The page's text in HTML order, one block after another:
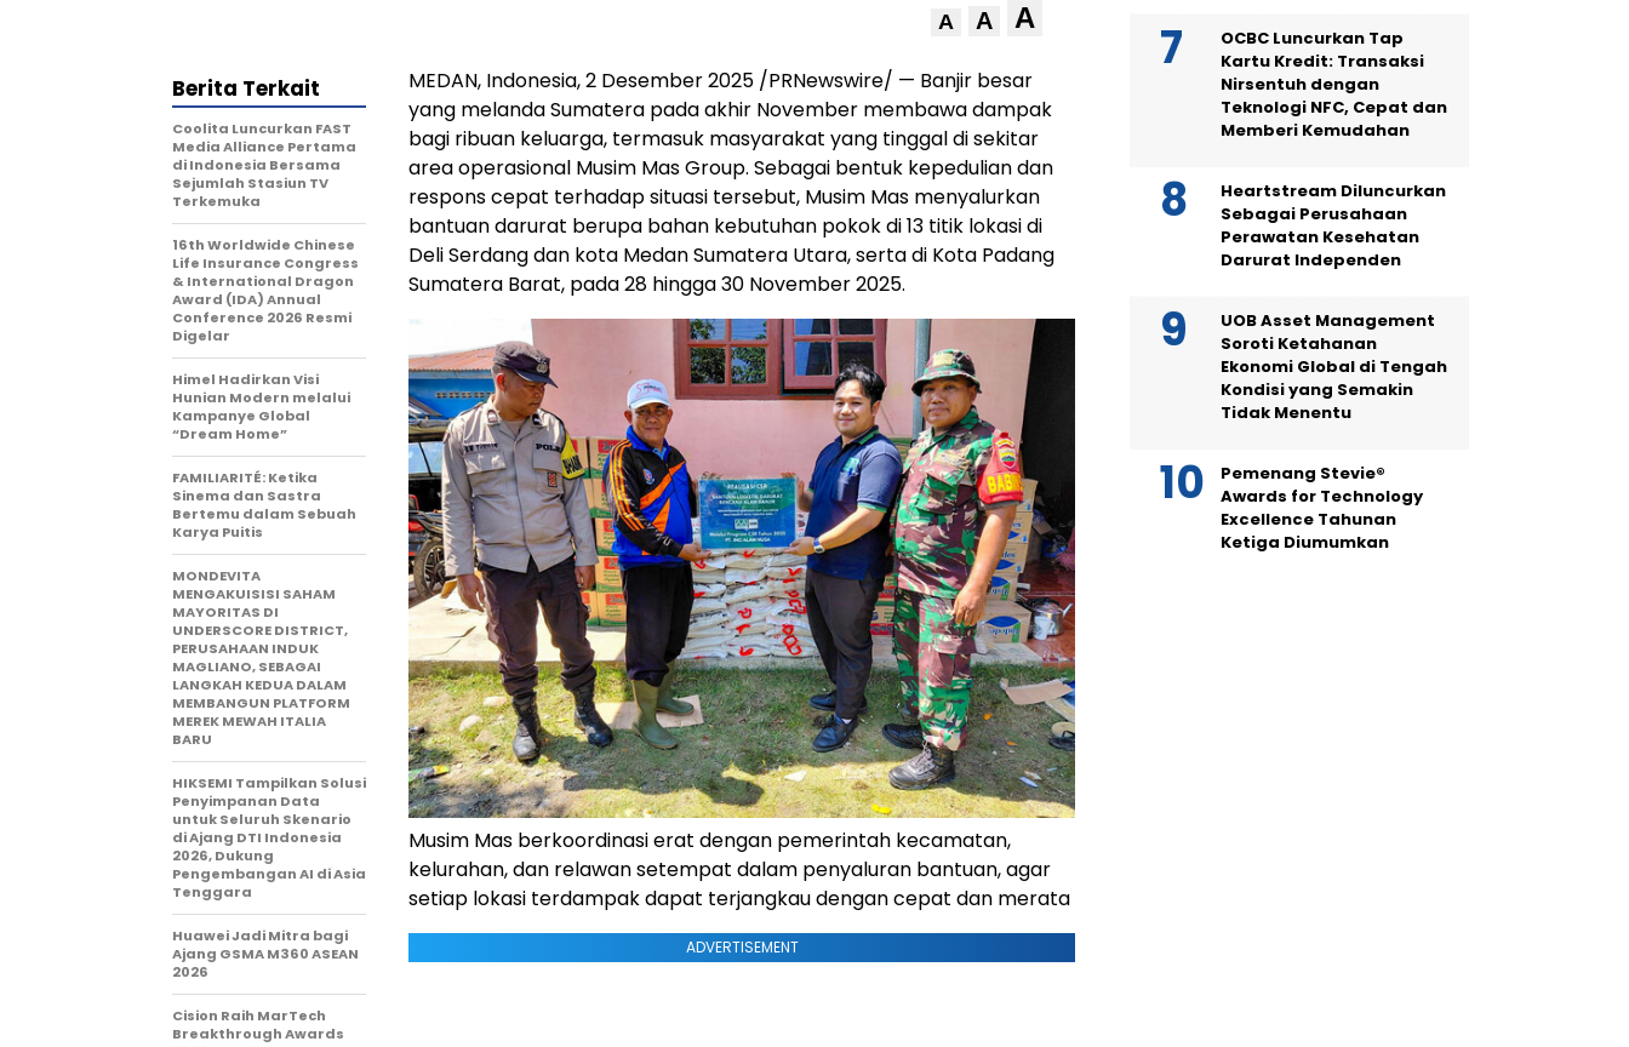
A A A
MEDAN, Indonesia, 2 Desember 2025 /PRNewswire/ — Banjir besar
yang melanda Sumatera pada akhir November membawa dampak
bagi ribuan keluarga, termasuk masyarakat yang tinggal di sekitar
area operasional Musim Mas Group. Sebagai bentuk kepedulian dan
respons cepat terhadap situasi tersebut, Musim Mas menyalurkan
bantuan darurat berupa bahan kebutuhan pokok di 13 titik lokasi di
Deli Serdang dan kota Medan Sumatera Utara, serta di Kota Padang
Sumatera Barat, pada 28 hingga30 November 2025.
Musim Mas berkoordinasi erat dengan pemerintah kecamatan,
kelurahan, dan relawan setempat dalam penyaluran bantuan, agar
setiap lokasi terdampak dapat terjangkau dengan cepat dan merata
ADVERTISEMENT
Berita Terkait
Coolita Luncurkan FAST
Media Alliance Pertama
di Indonesia Bersama
Sejumlah Stasiun TV
Terkemuka
16th Worldwide Chinese
Life Insurance Congress
& International Dragon
Award (IDA) Annual
Conference 2026 Resmi
Digelar
Himel Hadirkan Visi
Hunian Modern melalui
Kampanye Global
“Dream Home”
FAMILIARITÉ: Ketika
Sinema dan Sastra
Bertemu dalam Sebuah
Karya Puitis
MONDEVITA
MENGAKUISISI SAHAM
MAYORITAS DI
UNDERSCORE DISTRICT,
PERUSAHAAN INDUK
MAGLIANO, SEBAGAI
LANGKAH KEDUA DALAM
MEMBANGUN PLATFORM
MEREK MEWAH ITALIA
BARU
HIKSEMI Tampilkan Solusi
Penyimpanan Data
untuk Seluruh Skenario
di Ajang DTI Indonesia
2026, Dukung
Pengembangan AI di Asia
Tenggara
Huawei Jadi Mitra bagi
Ajang GSMA M360 ASEAN
2026
Cision Raih MarTech
Breakthrough Awards
OCBC Luncurkan Tap
Kartu Kredit: Transaksi
Nirsentuh dengan
Teknologi NFC, Cepat dan
Memberi Kemudahan
Heartstream Diluncurkan
Sebagai Perusahaan
Perawatan Kesehatan
Darurat Independen
UOB Asset Management
Soroti Ketahanan
Ekonomi Global di Tengah
Kondisi yang Semakin
Tidak Menentu
Pemenang Stevie®
Awards for Technology
Excellence Tahunan
Ketiga Diumumkan